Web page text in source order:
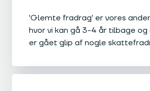
'Glemte fradrag' er vores
hvor vi kan gå 3-4 år tilbage og
er gået glip af nogle